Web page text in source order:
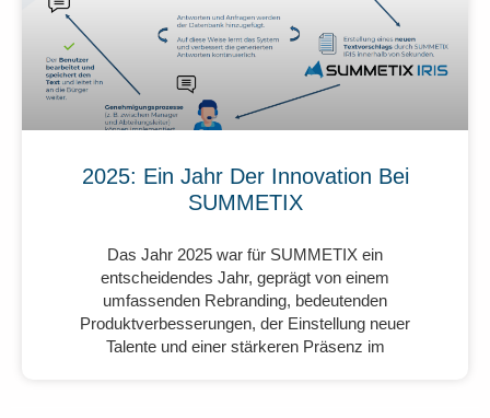
2025: Ein Jahr Der Innovation Bei
SUMMETIX
Das Jahr 2025 war für SUMMETIX ein
entscheidendes Jahr, geprägt von einem
umfassenden Rebranding, bedeutenden
Produktverbesserungen, der Einstellung neuer
Talente und einer stärkeren Präsenz im